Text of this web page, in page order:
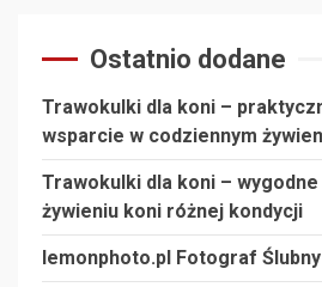
Ostatnio dodane
Trawokulki dla koni –
wsparcie w codziennym
Trawokulki dla koni –
żywieniu koni różnej kondycji
lemonphoto.pl Fotograf